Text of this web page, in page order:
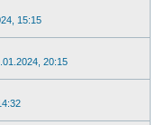
15:15
20:15